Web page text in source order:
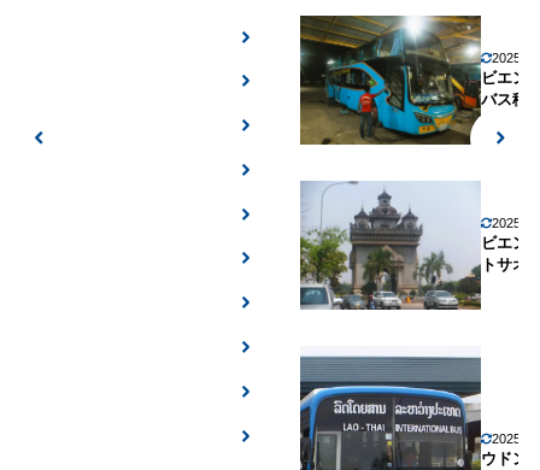
2025年
ビエン
バス移
2025年
ビエン
トサオ
2025年
ウドン